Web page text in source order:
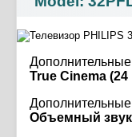
True Cinema (24
Объемный звук